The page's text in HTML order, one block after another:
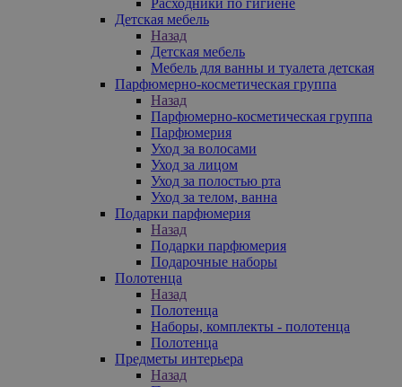
Детская мебель
Назад
Детская мебель
Мебель для ванны и туалета детская
Парфюмерно-косметическая группа
Назад
Парфюмерно-косметическая группа
Парфюмерия
Уход за волосами
Уход за лицом
Уход за полостью рта
Уход за телом, ванна
Подарки парфюмерия
Назад
Подарки парфюмерия
Подарочные наборы
Полотенца
Назад
Полотенца
Наборы, комплекты - полотенца
Полотенца
Предметы интерьера
Назад